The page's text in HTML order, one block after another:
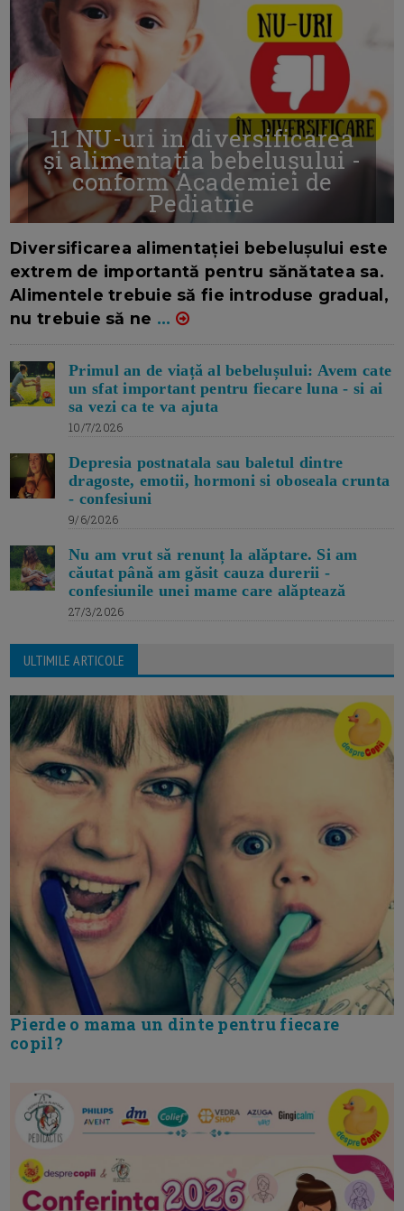
11 NU-uri in diversificarea
și alimentația bebelușului -
conform Academiei de
Pediatrie
Diversificarea alimentației bebelușului este
extrem de importantă pentru sănătatea sa.
Alimentele trebuie să fie introduse gradual,
nu trebuie să ne ...
Primul an de viață al bebelușului: Avem cate
un sfat important pentru fiecare luna - si ai
sa vezi ca te va ajuta
10/7/2026
Depresia postnatala sau baletul dintre
dragoste, emotii, hormoni si oboseala crunta
- confesiuni
9/6/2026
Nu am vrut să renunț la alăptare. Si am
căutat până am găsit cauza durerii -
confesiunile unei mame care alăptează
27/3/2026
ULTIMILE ARTICOLE
Pierde o mama un dinte pentru fiecare
copil?